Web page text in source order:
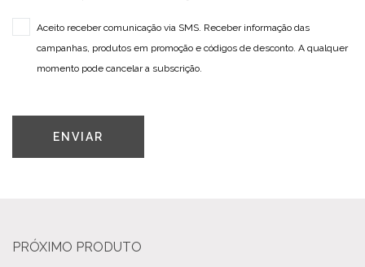
Aceito receber comunicação via SMS. Receber informação das
campanhas, produtos em promoção e códigos de desconto. A qualquer
momento pode cancelar a subscrição.
ENVIAR
PRÓXIMO PRODUTO